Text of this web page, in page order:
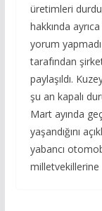
üretimleri
hakkında
yorum
tarafından
paylaşıldı.
şu an kapalı
Mart ayında
yaşandığını
yabancı
milletvekillerine